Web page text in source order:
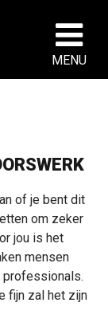
MENU
of je bent dit
om zeker
jou is het
mensen
fijn zal het zijn